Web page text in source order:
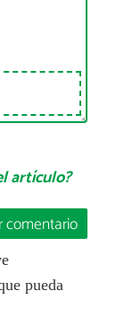
artículo?
comentario
pueda